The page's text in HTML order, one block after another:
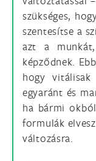
szükséges,
szentesítse a
azt a
képződnek.
hogy
egyaránt és
ha bármi
formulák
változásra.